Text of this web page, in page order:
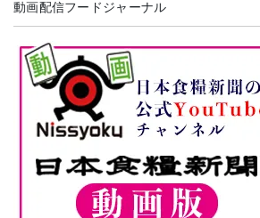
動画配信フードジャーナル